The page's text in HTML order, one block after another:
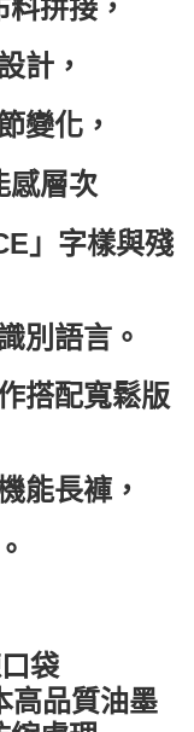
拼接，
計，
變化，
感層次
」字樣與殘
別語言。
搭配寬鬆版
能長褲，
袋
高品質油墨